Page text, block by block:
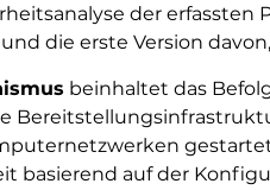
der
die erste Version
beinhaltet das
basierend auf der